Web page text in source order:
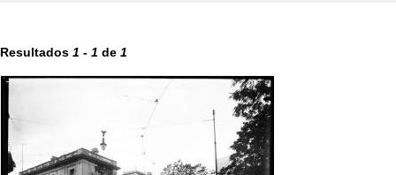
Resultados 1 - 1 de 1